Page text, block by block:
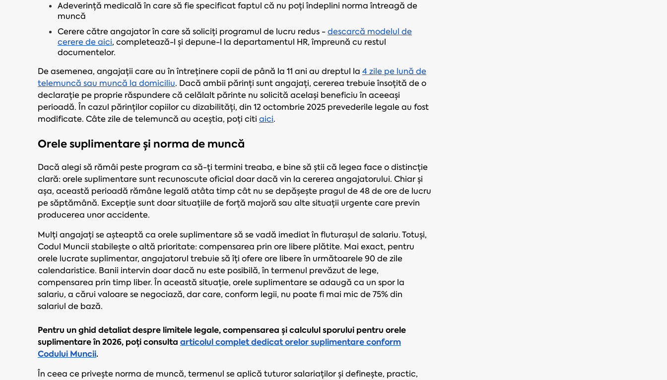
Adeverință medicală în care să fie specificat faptul că nu poți îndeplini norma întreagă de
muncă
Cerere către angajator în care să soliciți programul de lucru redus -descarcă modelul de
cerere de aici, completează-l și depune-l la departamentul HR, împreună cu restul
documentelor.
De asemenea, angajații care au în întreținere copii de până la 11 ani au dreptul la 4 zile pe lună de
telemuncă sau muncă la domiciliu. Dacă ambii părinți sunt angajați, cererea trebuie însoțită de o
declarație pe proprie răspundere că celălalt părinte nu solicită același beneficiu în aceeași
perioadă. În cazul părinților copiilor cu dizabilități, din 12 octombrie 2025 prevederile legale au fost
modificate. Câte zile de telemuncă au aceștia, poți citi aici.
Orele suplimentare și norma de muncă
Dacă alegi să rămâi peste program ca să-ți termini treaba, e bine să știi că legea face o distincție
clară: orele suplimentare sunt recunoscute oficial doar dacă vin la cererea angajatorului. Chiar și
așa, această perioadă rămâne legală atâta timp cât nu se depășește pragul de 48 de ore de lucru
pe săptămână. Excepție sunt doar situațiile de forță majoră sau alte situații urgente care previn
producerea unor accidente.
Mulți angajați se așteaptă ca orele suplimentare să se vadă imediat în fluturașul de salariu. Totuși,
Codul Muncii stabilește o altă prioritate: compensarea prin ore libere plătite. Mai exact, pentru
orele lucrate suplimentar, angajatorul trebuie să îți ofere ore libere în următoarele 90 de zile
calendaristice. Banii intervin doar dacă nu este posibilă, în termenul prevăzut de lege,
compensarea prin timp liber. În această situație, orele suplimentare se adaugă ca un spor la
salariu, a cărui valoare se negociază, dar care, conform legii, nu poate fi mai mic de 75% din
salariul de bază.
Pentru un ghid detaliat despre limitele legale, compensarea și calculul sporului pentru orele
suplimentare în 2026, poți consulta articolul complet dedicat orelor suplimentare conform
Codului Muncii.
În ceea ce privește norma de muncă, termenul se aplică tuturor salariaților și definește, practic,